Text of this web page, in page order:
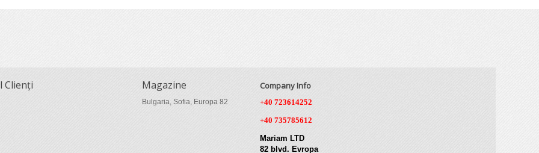
Clienți Magazine
Bulgaria, Sofia, Europa 82
Company Info
+40 723614252
+40 735785612
Mariam LTD
82 blvd. Evropa